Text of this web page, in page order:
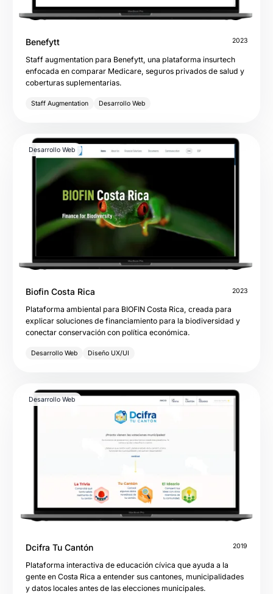
Benefytt 2023
Staff augmentation para Benefytt, una plataforma insurtech
enfocada en comparar Medicare, seguros privados de salud y
coberturas suplementarias.
Staff Augmentation Desarrollo Web
Desarrollo Web
Biofin Costa Rica 2023
Plataforma ambiental para BIOFIN Costa Rica, creada para
explicar soluciones de financiamiento para la biodiversidad y
conectar conservación con política económica.
Desarrollo Web Diseño UX/UI
Desarrollo Web
Dcifra Tu Cantón 2019
Plataforma interactiva de educación cívica que ayuda a la
gente en Costa Rica a entender sus cantones, municipalidades
y datos locales antes de las elecciones municipales.